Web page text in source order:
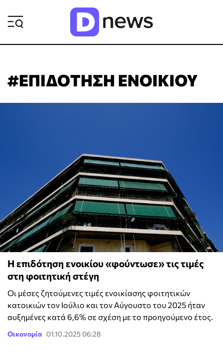
#ΕΠΙΔΟΤΗΣΗ ΕΝΟΙΚΙΟΥ
Η επιδότηση ενοικίου «φούντωσε» τις τιμές
στη φοιτητική στέγη
Oι μέσες ζητούμενες τιμές ενοικίασης φοιτητικών
κατοικιών τον Ιούλιο και τον Αύγουστο του 2025 ήταν
αυξημένες κατά 6,6% σε σχέση με το προηγούμενο έτος.
Οικονομία 01.10.2025 06:28